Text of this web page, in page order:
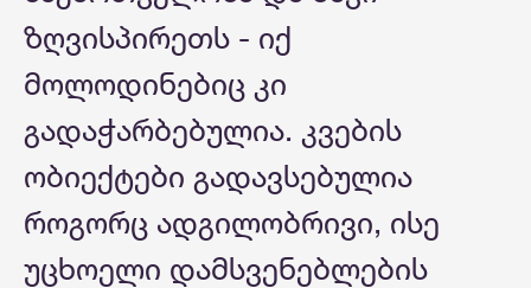
ზღვისპირეთს - იქ
მოლოდინებიც კი
გადაჭარბებულია. კვების
ობიექტები გადავსებულია
როგორც ადგილობრივი, ისე
უცხოელი დამსვენებლების